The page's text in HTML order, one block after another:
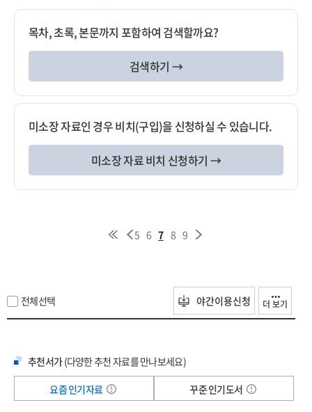
목차, 초록, 본문까지 포함하여 검색할까요?
검색하기 →
미소장 자료인 경우 비치(구입)을 신청하실 수 있습니다.
미소장 자료 비치 신청하기 →
5 6 7 8 9
전체선택 야간이용신청 더 보기
추천서가(다양한 추천 자료를 만나보세요)
요즘 인기자료
꾸준 인기도서